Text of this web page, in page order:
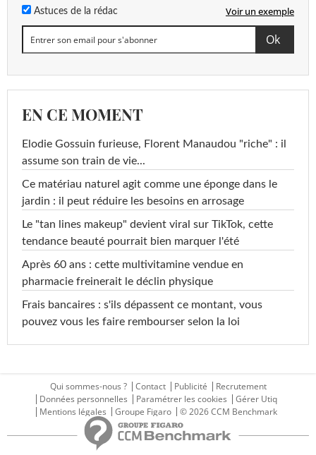
Astuces de la rédac Voir un exemple
EN CE MOMENT
Elodie Gossuin furieuse, Florent Manaudou "riche" : il
assume son train de vie...
Ce matériau naturel agit comme une éponge dans le
jardin : il peut réduire les besoins en arrosage
Le "tan lines makeup" devient viral sur TikTok, cette
tendance beauté pourrait bien marquer l'été
Après 60 ans : cette multivitamine vendue en
pharmacie freinerait le déclin physique
Frais bancaires : s'ils dépassent ce montant, vous
pouvez vous les faire rembourser selon la loi
Qui sommes-nous ? Contact Publicité
Recrutement
Données personnelles
Paramétrer les cookies
Gérer Utiq
Mentions légales
Groupe Figaro © 2026 CCM Benchmark